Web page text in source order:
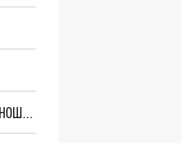
ШКОЛУ ЗА 2 МИЛЛИАРДА РУБЛЕЙ В НОВОКУЗНЕЦКЕ ПОСТРОИТ КОМПАНИЯ, ИМЕЮЩАЯ ОТНОШЕНИЕ К «ЗИМНЕЙ ВИШНЕ»